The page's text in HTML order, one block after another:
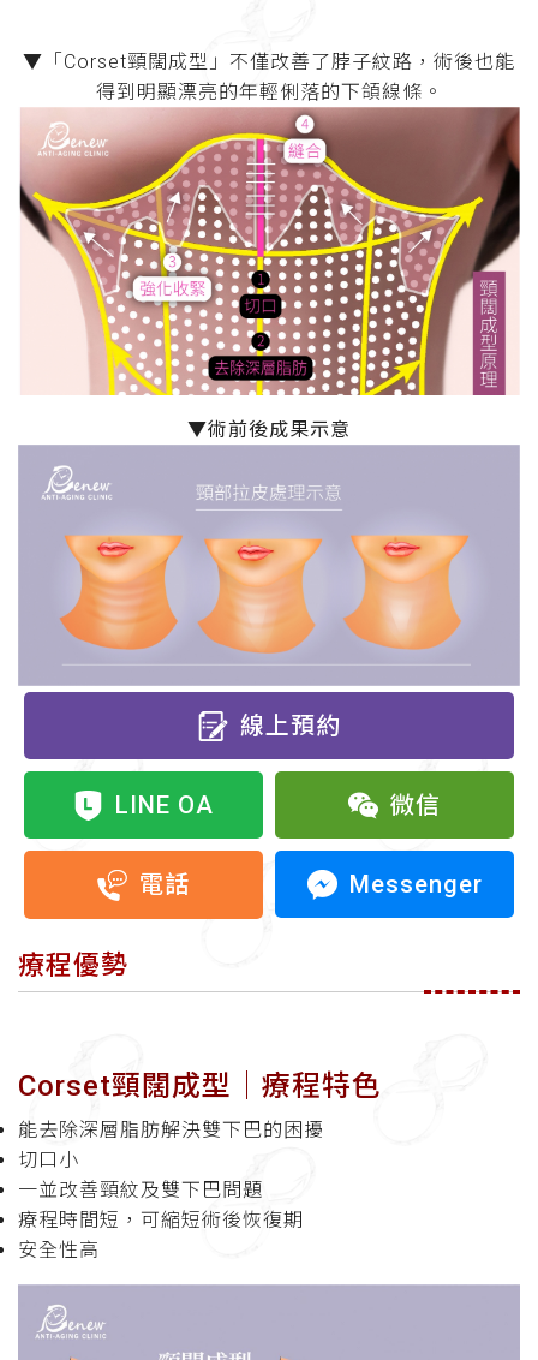
▼「Corset頸闊成型」不僅改善了脖子紋路，術後也能
得到明顯漂亮的年輕俐落的下頜線條。
▼術前後成果示意
線上預約
LINE OA 微信
電話 Messenger
療程優勢
Corset頸闊成型│療程特色
能去除深層脂肪解決雙下巴的困擾
切口小
一並改善頸紋及雙下巴問題
療程時間短，可縮短術後恢復期
安全性高